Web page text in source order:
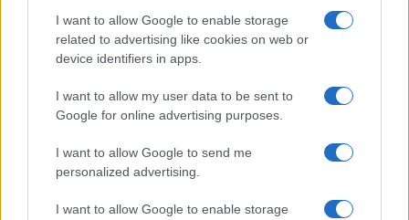
I want to allow Google to enable storage
related to advertising like cookies on web or
device identifiers in apps.
I want to allow my user data to be sent to
Google for online advertising purposes.
I want to allow Google to send me
personalized advertising.
I want to allow Google to enable storage
E-mail cím